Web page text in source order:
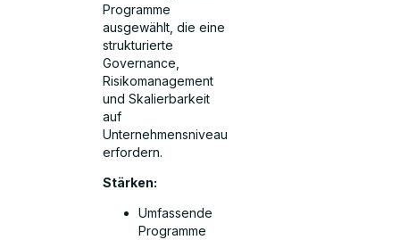
Programme
ausgewählt, die eine
strukturierte
Governance,
Risikomanagement
und Skalierbarkeit
auf
Unternehmensniveau
erfordern.
Stärken:
Umfassende
Programme